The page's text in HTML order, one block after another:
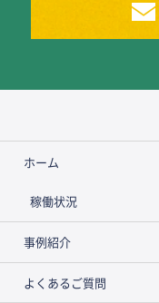
ホーム
稼働状況
事例紹介
よくあるご質問